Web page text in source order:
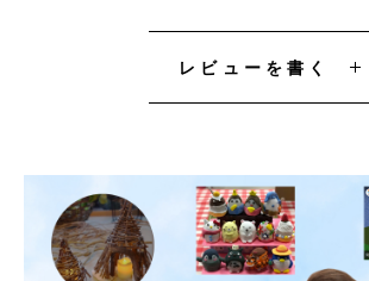
レビューを書く